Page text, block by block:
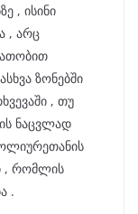
, ისინი
, არც
ზონებში
, თუ
ნაცვლად
, რომლის
.